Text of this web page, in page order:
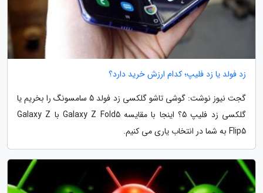
زد فولد یا زد فلیپ؛ کدام ارزش خرید دارد؟
گجت نیوز نوشت: گوشی تاشو گلکسی زد فولد 5 سامسونگ را بخریم یا
گلکسی زد فلیپ 5؟ اینجا با مقایسه Galaxy Z Fold5 با Galaxy Z
Flip5 به شما در انتخاب یاری می کنیم.